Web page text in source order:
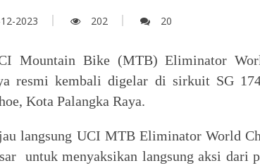
2023 202 20
Mountain Bike (MTB) Eliminator
resmi kembali digelar di sirkuit SG
Kota Palangka Raya.
langsung UCI MTB Eliminator World
untuk menyaksikan langsung aksi dari